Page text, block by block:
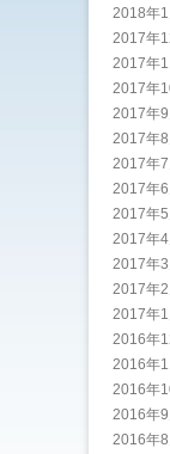
2018年1
2017年
2017年
2017年
2017年9
2017年8
2017年7
2017年6
2017年5
2017年4
2017年3
2017年2
2017年1
2016年
2016年
2016年
2016年9
2016年8